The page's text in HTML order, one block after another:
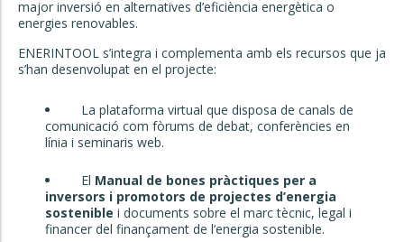
major inversió en alternatives d’eficiència energètica o
energies renovables.
ENERINTOOL s’integra i complementa amb els recursos que ja
s’han desenvolupat en el projecte:
La plataforma virtual que disposa de canals de
comunicació com fòrums de debat, conferències en
línia i seminaris web.
El Manual de bones pràctiques per a
inversors i promotors de projectes d’energia
sostenible i documents sobre el marc tècnic, legal i
financer del finançament de l’energia sostenible.